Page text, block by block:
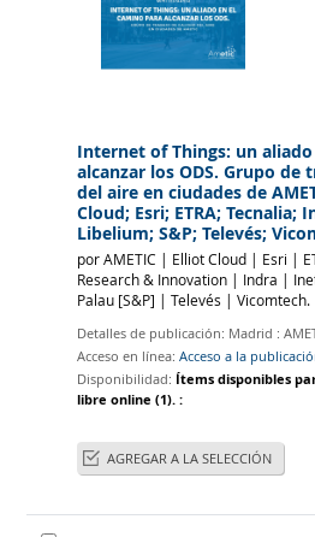
Internet of Things: un
alcanzar los ODS. Grupo de
del aire en ciudades de
Cloud; Esri; ETRA; Tecnalia;
Libelium; S&P; Televés;
porAMETIC | Elliot Cloud | Esri |
Research & Innovation | Indra |
Palau [S&P] |Televés |Vicomtech.
Detalles de publicación: Madrid :
Acceso en línea:Acceso a la
Disponibilidad: Ítems disponibles
libre online (1).:
AGREGAR A LA SELECCIÓN